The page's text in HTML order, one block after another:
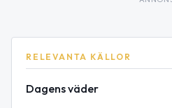
RELEVANTA KÄLLOR
Dagens väder